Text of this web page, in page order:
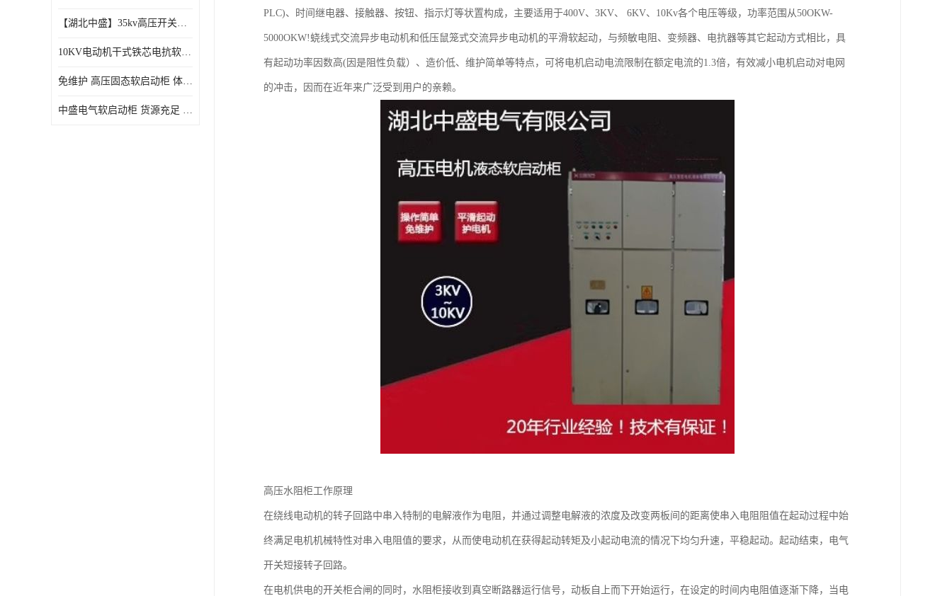
【湖北中盛】35kv高压开关柜厂家直销 ​KYN61-40.5成套开关柜选型
10KV电动机干式铁芯电抗软启动柜 电抗器软启动控制设备
免维护 高压固态软启动柜 体积小、结构紧凑 节能降耗 湖北中盛
中盛电气软启动柜 货源充足 定制一站式服务
PLC)、时间继电器、接触器、按钮、指示灯等状置构成，主要适用于400V、3KV、 6KV、10Kv各个电压等级，功率范围从50OKW-
5000OKW!蛲线式交流异步电动机和低压鼠笼式交流异步电动机的平滑软起动，与频敏电阻、变频器、电抗器等其它起动方式相比，具
有起动功率因数高(因是阻性负载）、造价低、维护简单等特点，可将电机启动电流限制在额定电流的1.3倍，有效减小电机启动对电网
的冲击，因而在近年来广泛受到用户的亲赖。
高压水阻柜工作原理
在绕线电动机的转子回路中串入特制的电解液作为电阻，并通过调整电解液的浓度及改变两板间的距离使串入电阻阻值在起动过程中始
终满足电机机械特性对串入电阻值的要求，从而使电动机在获得起动转矩及小起动电流的情况下均匀升速，平稳起动。起动结束，电气
开关短接转子回路。
在电机供电的开关柜合闸的同时，水阻柜接收到真空断路器运行信号，动板自上而下开始运行，在设定的时间内电阻值逐渐下降，当电